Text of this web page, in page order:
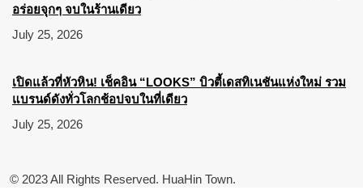
อร่อยจุกๆ จบในร้านเดียว
July 25, 2026
เปิดแล้วที่หัวหิน! เช็คอิน “LOOKS” บิวตี้เดสทิเนชันแห่งใหม่ รวม
แบรนด์ดังทั่วโลกช้อปจบในที่เดียว
July 25, 2026
© 2023 All Rights Reserved. HuaHin Town.